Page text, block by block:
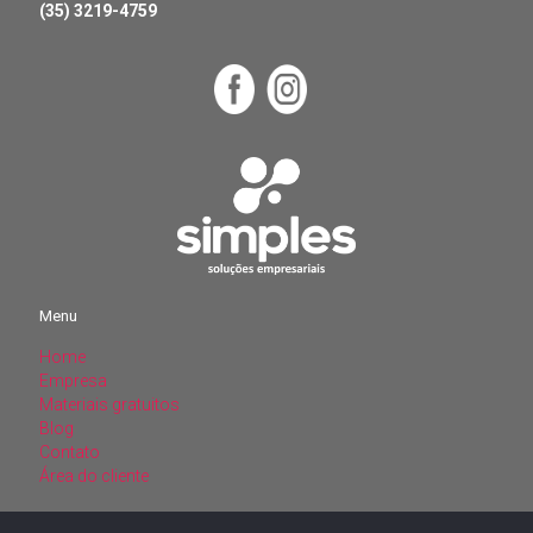
Menu
(35) 3219-4759
Menu
Home
Empresa
Materiais gratuitos
Blog
Contato
Área do cliente